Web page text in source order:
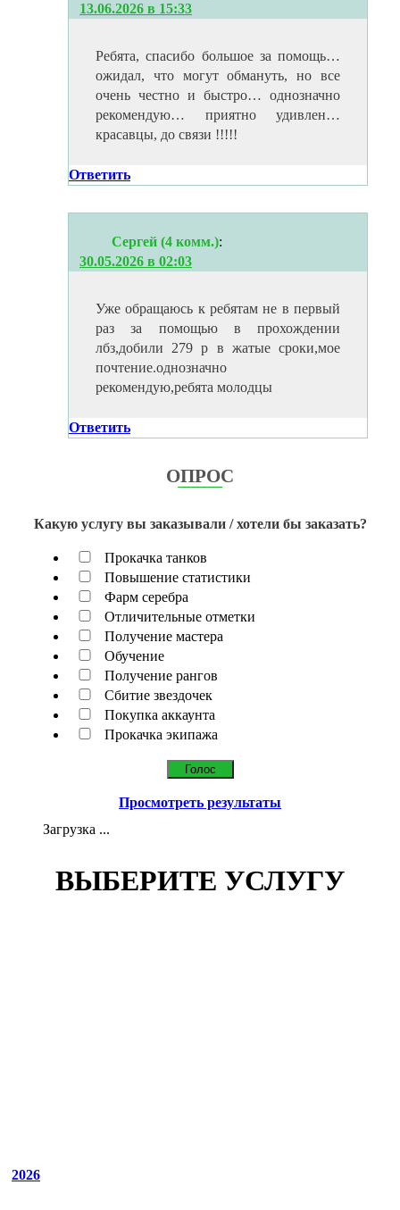
13.06.2026 в 15:33
Ребята, спасибо большое за помощь…
ожидал, что могут обмануть, но все
очень честно и быстро… однозначно
рекомендую… приятно удивлен…
красавцы, до связи !!!!!
Ответить
Сергей (4 комм.):
30.05.2026 в 02:03
Уже обращаюсь к ребятам не в первый
раз за помощью в прохождении
лбз,добили 279 р в жатые сроки,мое
почтение.однозначно
рекомендую,ребята молодцы
Ответить
ОПРОС
Какую услугу вы заказывали / хотели бы заказать?
Прокачка танков
Повышение статистики
Фарм серебра
Отличительные отметки
Получение мастера
Обучение
Получение рангов
Сбитие звездочек
Покупка аккаунта
Прокачка экипажа
Просмотреть результаты
Загрузка ...
ВЫБЕРИТЕ УСЛУГУ
2026